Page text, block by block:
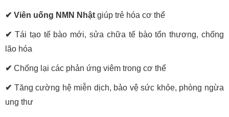
✔ Viên uống NMN Nhật giúp trẻ hóa cơ thể
✔ Tái tạo tế bào mới, sửa chữa tế bào tổn thương, chống
lão hóa
✔ Chống lại các phản ứng viêm trong cơ thể
✔ Tăng cường hệ miễn dịch, bảo vệ sức khỏe, phòng ngừa
ung thư